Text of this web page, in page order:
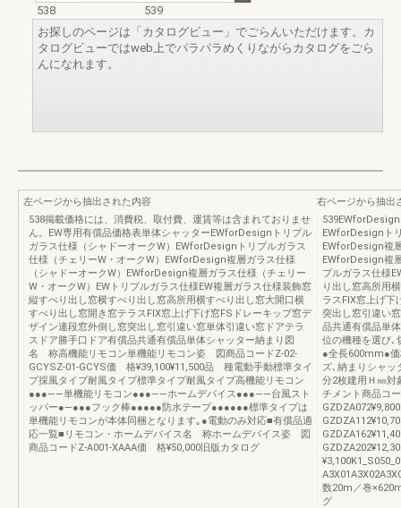
538
539
お探しのページは「カタログビュー」でごらんいただけます。カ
タログビューではweb上でパラパラめくりながらカタログをごら
んになれます。
左ページから抽出された内容
538掲載価格には、消費税、取付費、運賃等は含まれておりませ
ん。EW専用有償品価格表単体シャッターEWforDesignトリプル
ガラス仕様（シャドーオークW）EWforDesignトリプルガラス
仕様（チェリーW・オークW）EWforDesign複層ガラス仕様
（シャドーオークW）EWforDesign複層ガラス仕様（チェリー
W・オークW）EWトリプルガラス仕様EW複層ガラス仕様装飾窓
縦すべり出し窓横すべり出し窓高所用横すべり出し窓大開口横
すべり出し窓開き窓テラスFIX窓上げ下げ窓FSドレーキップ窓デ
ザイン連段窓外倒し窓突出し窓引違い窓単体引違い窓ドアテラ
スドア勝手口ドア有償品共通有償品単体シャッター納まり図
名 称高機能リモコン単機能リモコン姿 図商品コードZ-02-
GCYSZ-01-GCYS価 格¥39,100¥11,500品 種電動手動標準タイ
プ採風タイプ耐風タイプ標準タイプ耐風タイプ高機能リモコン
●●●――単機能リモコン●●●――ホームデバイス●●●――台風スト
ッパー●―●●●フック棒●●●●●防水テープ●●●●●●標準タイプは
単機能リモコンが本体同梱となります｡●電動のみ対応■有償品適
応一覧■リモコン・ホームデバイス名 称ホームデバイス姿 図
商品コードZ-A001-XAAA価 格¥50,000旧版カタログ
右ページから抽出
EWforDesignト
EWforDesign複
EWforDesign複
プルガラス仕様
り出し窓高所用
ラスFIX窓上げ下
突出し窓引違い
品共通有償品単
位の機種を選び､
●全長600mm●
ズ､納まりシャッ
分2枚建用Ｈ㎜対
チメント商品コ
数20m／巻
グ